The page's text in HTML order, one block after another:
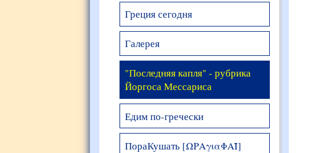
Греция сегодня
Галерея
"Последняя капля" - рубрика
Йоргоса Мессариса
Едим по-гречески
ПораКушать [ΩΡΑγιαΦΑΪ]